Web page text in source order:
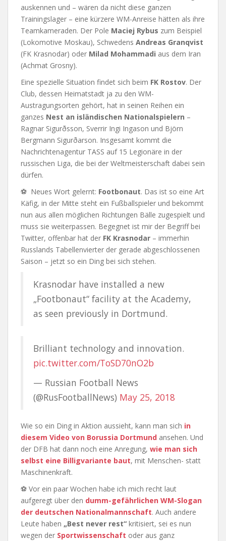
auskennen und – wären da nicht diese ganzen
Trainingslager – eine kürzere WM-Anreise hätten als ihre
Teamkameraden. Der Pole Maciej Rybus zum Beispiel
(Lokomotive Moskau), Schwedens Andreas Granqvist
(FK Krasnodar) oder Milad Mohammadi aus dem Iran
(Achmat Grosny).
Eine spezielle Situation findet sich beim FK Rostov. Der
Club, dessen Heimatstadt ja zu den WM-
Austragungsorten gehört, hat in seinen Reihen ein
ganzes Nest an isländischen Nationalspielern –
Ragnar Sigurðsson, Sverrir Ingi Ingason und Björn
Bergmann Sigurðarson. Insgesamt kommt die
Nachrichtenagentur TASS auf 15 Legionäre in der
russischen Liga, die bei der Weltmeisterschaft dabei sein
dürfen.
⚽ Neues Wort gelernt: Footbonaut. Das ist so eine Art
Käfig, in der Mitte steht ein Fußballspieler und bekommt
nun aus allen möglichen Richtungen Bälle zugespielt und
muss sie weiterpassen. Begegnet ist mir der Begriff bei
Twitter, offenbar hat der FK Krasnodar – immerhin
Russlands Tabellenvierter der gerade abgeschlossenen
Saison – jetzt so ein Ding bei sich stehen.
Krasnodar have installed a new
„Footbonaut“ facility at the Academy,
as seen previously in Dortmund.
Brilliant technology and innovation.
pic.twitter.com/ToSD70nO2b
— Russian Football News
(@RusFootballNews) May 25, 2018
Wie so ein Ding in Aktion aussieht, kann man sich in
diesem Video von Borussia Dortmund ansehen. Und
der DFB hat dann noch eine Anregung, wie man sich
selbst eine Billigvariante baut, mit Menschen- statt
Maschinenkraft.
⚽ Vor ein paar Wochen habe ich mich recht laut
aufgeregt über den dumm-gefährlichen WM-Slogan
der deutschen Nationalmannschaft. Auch andere
Leute haben „Best never rest“ kritisiert, sei es nun
wegen der Sportwissenschaft oder aus ganz